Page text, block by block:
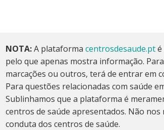
NOTA:A plataforma centrosdesaude.pt
pelo que apenas mostra informação.
marcações ou outros, terá de entrar em
Para questões relacionadas com saúde
Sublinhamos que a plataforma é
centros de saúde apresentados. Não
conduta dos centros de saúde.